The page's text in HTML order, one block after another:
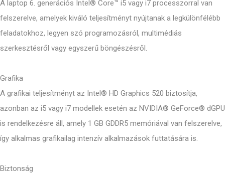
A laptop 6. generációs Intel® Core™ i5 vagy i7 processzorral van
felszerelve, amelyek kiváló teljesítményt nyújtanak a legkülönfélébb
feladatokhoz, legyen szó programozásról, multimédiás
szerkesztésről vagy egyszerű böngészésről.
Grafika
A grafikai teljesítményt az Intel® HD Graphics 520 biztosítja,
azonban az i5 vagy i7 modellek esetén az NVIDIA® GeForce® dGPU
is rendelkezésre áll, amely 1 GB GDDR5 memóriával van felszerelve,
így alkalmas grafikailag intenzív alkalmazások futtatására is.
Biztonság